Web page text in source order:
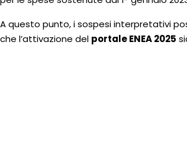
A questo punto, i sospesi interpretativi
che l’attivazione del portale ENEA 2025